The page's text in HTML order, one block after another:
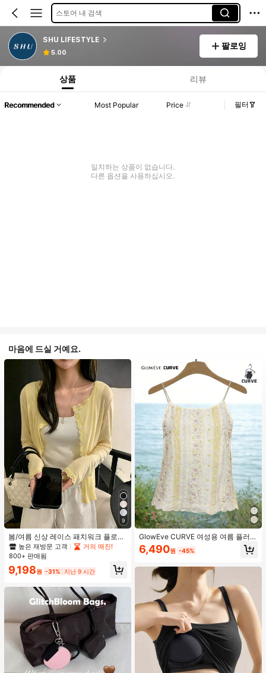
스토어 내 검색
SHU LIFESTYLE
5.00
팔로잉
상품 리뷰
Recommended Most Popular Price 필터
일치하는 상품이 없습니다.
다른 옵션을 사용하십시오.
마음에 드실 거예요.
9
봄/여름 신상 레이스 패치워크 플로럴
트림 소프트 니트 가디건 경량 재킷 탑
여성용, 코티지코어 옐로우
높은 재방문 고객
거의 매진!
800+ 판매됨
9,198원 -31% 지난 9 시간
GlowEve CURVE 여성용 여름 플러스
사이즈 우아한 니치 레이스 트림 루즈
캐주얼 디자인 캐미솔 탱크탑
6,490원 -45%